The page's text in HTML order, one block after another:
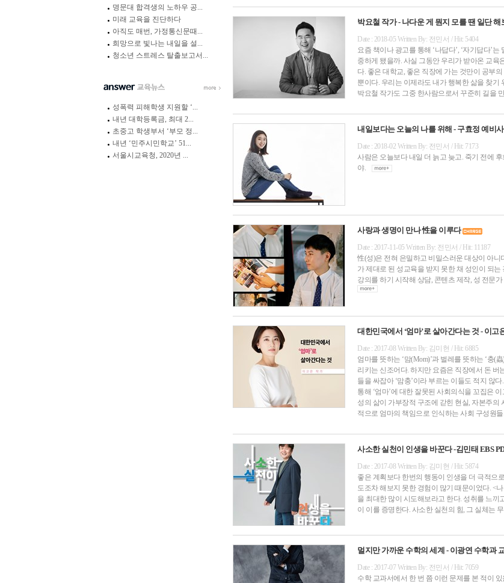
명문대 합격생의 노하우 공...
미래 교육을 진단하다
아직도 매번, 가정통신문때...
희망으로 빛나는 내일을 설...
청소년 스트레스 탈출보고서...
성폭력 피해학생 지원할 ‘...
내년 대학등록금, 최대 2...
초중고 학생부서 ‘부모 정...
내년 ‘민주시민학교’ 51...
서울시교육청, 2020년 ...
박요철 작가 - 나다운 게 뭔지 모를 땐 일단 해
Date : 2018-05 Written By: 전민서 / Hit: 5404
요즘 책이나 광고를 통해 ‘나답다’, ‘자기답다’
중하게 됐을까. 사실 그동안 우리가 받아온 교육
다. 좋은 대학교, 좋은 직장에 가는 것만이 공부
뿐이다. 우리는 이제라도 내가 행복한 삶을 찾기
박요철 작가도 그중 한사람으로서 꾸준히 길을
내일보다는 오늘의 나를 위해 - 구효정 예비
Date : 2018-02 Written By: 전민서 / Hit: 7173
사람은 오늘보다 내일 더 늙고 늦고. 죽기 전에
야.
사랑과 생명이 만나 性을 이루다
Date : 2017-11-05 Written By: 전민서 / Hit: 11187
性(성)은 전혀 은밀하고 비밀스러운 대상이 아니
가 제대로 된 성교육을 받지 못한 채 성인이 되
강의를 하기 시작해 상담, 콘텐츠 제작, 성 전문
대한민국에서 ‘엄마’로 살아간다는 것 - 이고
Date : 2017-08 Written By: 김미현 / Hit: 6885
엄마를 뜻하는 ‘맘(Mom)’과 벌레를 뜻하는 ‘충(
리키는 신조어다. 하지만 요즘은 직장에서 돈
들을 싸잡아 ‘맘충’이라 부르는 이들도 적지 않
통해 ‘엄마’에 대한 잘못된 사회의식을 꼬집은
성의 삶이 가부장적 구조에 갇힌 현실, 자본주
적으로 엄마의 책임으로 인식하는 사회 구성원
사소한 실천이 인생을 바꾼다 -김민태 EBS
Date : 2017-08 Written By: 김미현 / Hit: 5874
좋은 계획보다 한번의 행동이 인생을 더 극적으
도조차 해보지 못한 경험이 많기 때문이었다. <
을 최대한 많이 시도해보라고 한다. 성취를 느
이 이를 증명한다. 사소한 실천의 힘, 그 실체는
멀지만 가까운 수학의 세계 - 이광연 수학과
Date : 2017-07 Written By: 전민서 / Hit: 7059
수학 교과서에서 한 번 쯤 이런 문제를 본 적이